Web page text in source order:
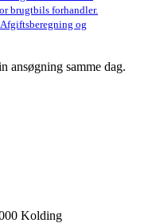
brugtbils forhandler.
Afgiftsberegning og
ansøgning samme dag.
Kolding​